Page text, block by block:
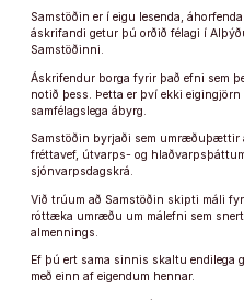
Samstöðin er í eigu lesenda,
áskrifandi getur þú orðið félagi í
Samstöðinni.
Áskrifendur borga fyrir það efni sem
notið þess. Þetta er því ekki
samfélagslega ábyrg.
Samstöðin byrjaði sem umræðuþættir
fréttavef, útvarps- og
sjónvarpsdagskrá.
Við trúum að Samstöðin skipti máli
róttæka umræðu um málefni sem
almennings.
Ef þú ert sama sinnis skaltu endilega
með einn af eigendum hennar.